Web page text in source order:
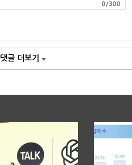
0 /300
댓글 더보기